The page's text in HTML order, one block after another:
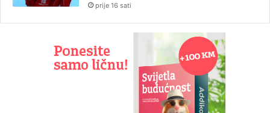
prije 16 sati